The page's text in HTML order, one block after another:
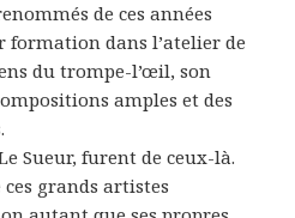
de ces années
formation dans l’atelier de
du trompe-l’œil, son
amples et des
Sueur, furent de ceux-là.
grands artistes